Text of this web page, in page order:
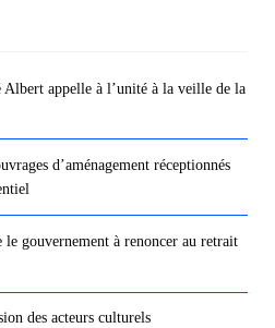
Albert appelle à l’unité à la veille de la
d’aménagement réceptionnés
gouvernement à renoncer au retrait
des acteurs culturels